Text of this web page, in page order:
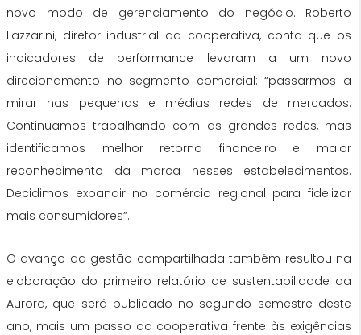
novo modo de gerenciamento do negócio. Roberto
Lazzarini, diretor industrial da cooperativa, conta que os
indicadores de performance levaram a um novo
direcionamento no segmento comercial: “passarmos a
mirar nas pequenas e médias redes de mercados.
Continuamos trabalhando com as grandes redes, mas
identificamos melhor retorno financeiro e maior
reconhecimento da marca nesses estabelecimentos.
Decidimos expandir no comércio regional para fidelizar
mais consumidores”.
O avanço da gestão compartilhada também resultou na
elaboração do primeiro relatório de sustentabilidade da
Aurora, que será publicado no segundo semestre deste
ano, mais um passo da cooperativa frente às exigências